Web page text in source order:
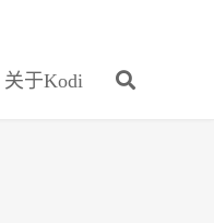
关于Kodi